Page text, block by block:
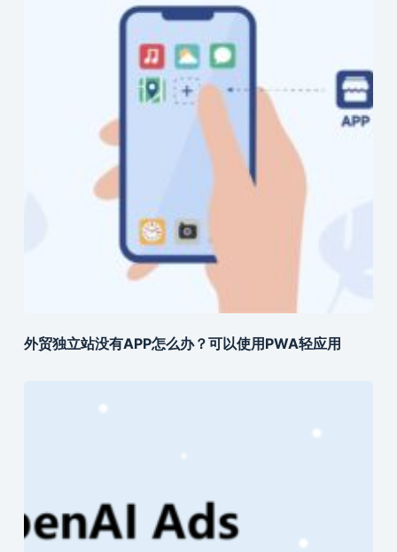
外贸独立站没有APP怎么办？可以使用PWA轻应用